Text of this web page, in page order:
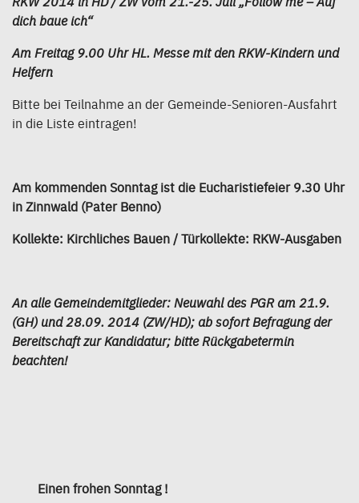
dich baue ich“
Am Freitag 9.00 Uhr HL. Messe mit den RKW-Kindern und
Helfern
Bitte bei Teilnahme an der Gemeinde-Senioren-Ausfahrt
in die Liste eintragen!
Am kommenden Sonntag ist die Eucharistiefeier 9.30 Uhr
in Zinnwald (Pater Benno)
Kollekte: Kirchliches Bauen / Türkollekte: RKW-Ausgaben
An alle Gemeindemitglieder: Neuwahl des PGR am 21.9.
(GH) und 28.09. 2014 (ZW/HD); ab sofort Befragung der
Bereitschaft zur Kandidatur; bitte Rückgabetermin
beachten!
Einen frohen Sonntag !